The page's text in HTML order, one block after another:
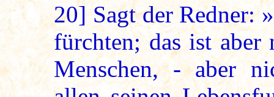
20]Sagt der Redner:
fürchten; das ist aber
Menschen, - aber